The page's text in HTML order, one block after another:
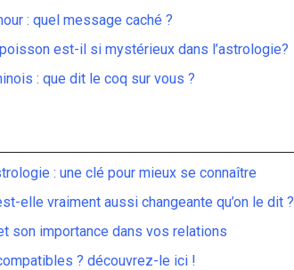
: quel message caché ?
est-il si mystérieux dans l’astrologie?
: que dit le coq sur vous ?
: une clé pour mieux se connaître
elle vraiment aussi changeante qu’on le dit ?
son importance dans vos relations
? découvrez-le ici !